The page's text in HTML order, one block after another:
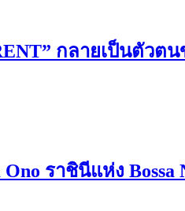
กลายเป็นตัวต
ราชินีแห่ง Bossa